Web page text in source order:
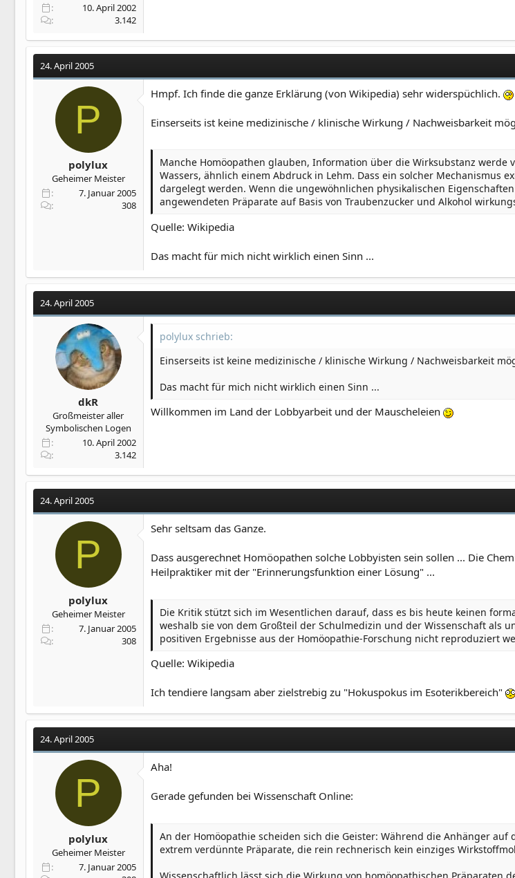
10. April 2002
3.142
24. April 2005
P
polylux
Geheimer Meister
7. Januar 2005
308
Hmpf. Ich finde die ganze Erklärung (von Wikipedia) sehr widerspüchlich.
Einserseits ist keine medizinische / klinische Wirkung / Nachweisbarkeit
Manche Homöopathen glauben, Information über die Wirksubstanz
Wassers, ähnlich einem Abdruck in Lehm. Dass ein solcher
dargelegt werden. Wenn die ungewöhnlichen physikalischen
angewendeten Präparate auf Basis von Traubenzucker und Alkohol
Quelle: Wikipedia
Das macht für mich nicht wirklich einen Sinn ...
24. April 2005
dkR
Großmeister aller
Symbolischen Logen
10. April 2002
3.142
polylux schrieb:
Einserseits ist keine medizinische / klinische Wirkung / Nachweisbarkeit
Das macht für mich nicht wirklich einen Sinn ...
Willkommen im Land der Lobbyarbeit und der Mauscheleien
24. April 2005
P
polylux
Geheimer Meister
7. Januar 2005
308
Sehr seltsam das Ganze.
Dass ausgerechnet Homöopathen solche Lobbyisten sein sollen ... Die
Heilpraktiker mit der "Erinnerungsfunktion einer Lösung" ...
Die Kritik stützt sich im Wesentlichen darauf, dass es bis heute keinen
weshalb sie von dem Großteil der Schulmedizin und der Wissenschaft als
positiven Ergebnisse aus der Homöopathie-Forschung nicht reproduziert
Quelle: Wikipedia
Ich tendiere langsam aber zielstrebig zu "Hokuspokus im Esoterikbereich"
24. April 2005
P
polylux
Geheimer Meister
7. Januar 2005
Aha!
Gerade gefunden bei Wissenschaft Online:
An der Homöopathie scheiden sich die Geister: Während die Anhänger
extrem verdünnte Präparate, die rein rechnerisch kein einziges
Wissenschaftlich lässt sich die Wirkung von homöopathischen Präparaten